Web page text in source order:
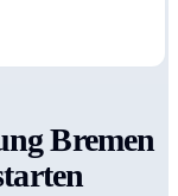
Bremen